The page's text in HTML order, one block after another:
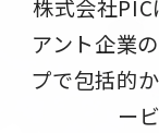
株式会社
アント企業
プで包括的
ー